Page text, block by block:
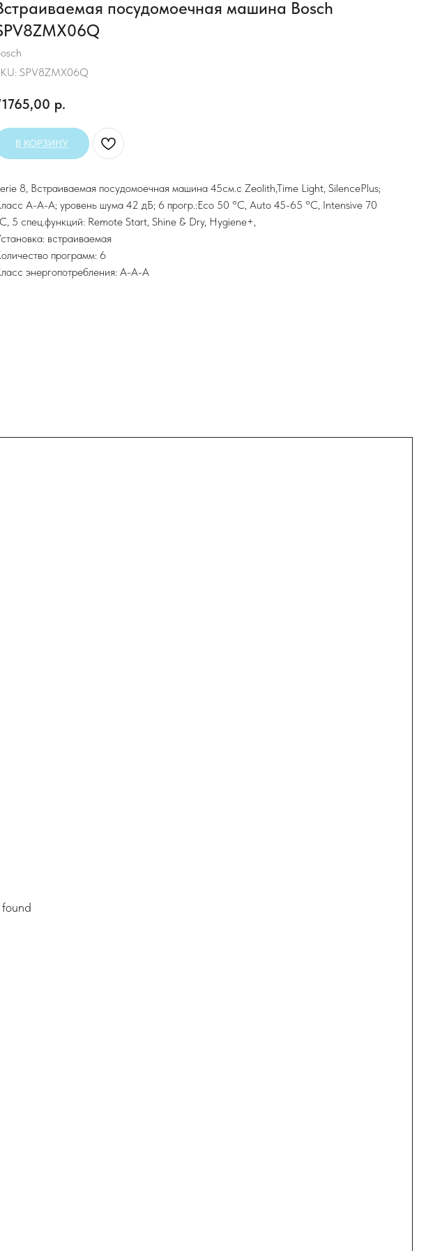
посудомоечная машина Bosch
SPV8ZMX06Q
р.
В КОРЗИНУ
8, Встраиваемая посудомоечная машина 45см.с Zeolith,Time Light, SilencePlus;
A-А-A; уровень шума 42 дБ; 6 прогр.:Eco 50 °C, Auto 45-65 °C, Intensive 70
5 спец.функций: Remote Start, Shine & Dry, Hygiene+,
встраиваемая
программ: 6
энергопотребления: A-А-A